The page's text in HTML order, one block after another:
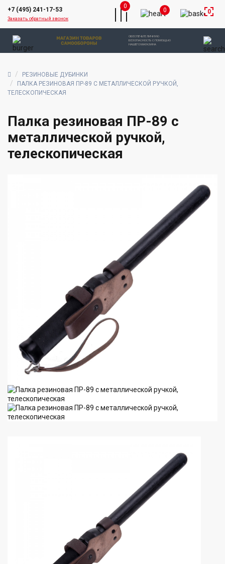
+7 (495) 241-17-53
Заказать обратный звонок
ОБЕСПЕЧЬТЕ ЛИЧНУЮ
БЕЗОПАСНОСТЬ С ПОМОЩЬЮ
НАШЕГО МАГАЗИНА
0
0 0
РЕЗИНОВЫЕ ДУБИНКИ
ПАЛКА РЕЗИНОВАЯ ПР-89 С МЕТАЛЛИЧЕСКОЙ РУЧКОЙ,
ТЕЛЕСКОПИЧЕСКАЯ
Палка резиновая ПР-89 с
металлической ручкой,
телескопическая